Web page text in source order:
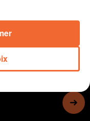
14 min 40 sec